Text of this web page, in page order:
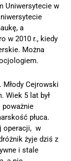
Uniwersytecie w
a
w 2010 r., kiedy
Można
Cejrowski
Wiek 5 lat był
płuca.
operacji, w
żyje dziś z
i stale